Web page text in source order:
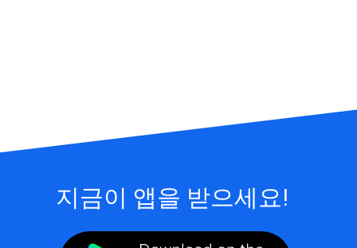
지금이 앱을 받으세요!